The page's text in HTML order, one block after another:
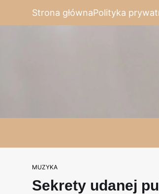
Strona głównaPolityka
MUZYKA
Sekrety udanej